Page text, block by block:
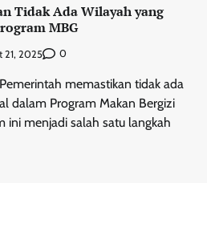
Tidak Ada Wilayah yang
MBG
21, 2025 0
memastikan tidak ada
dalam Program Makan Bergizi
ini menjadi salah satu langkah